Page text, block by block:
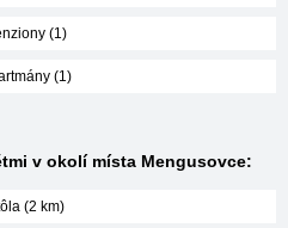
(1)
(1)
v okolí místa Mengusovce:
(2 km)